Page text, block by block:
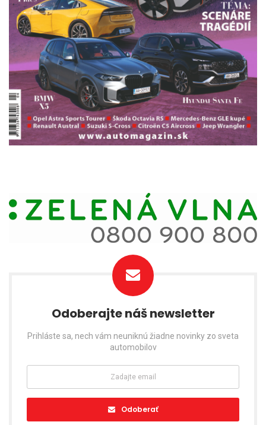
Odoberajte náš newsletter
Prihláste sa, nech vám neuniknú žiadne novinky zo sveta
automobilov
Odoberať